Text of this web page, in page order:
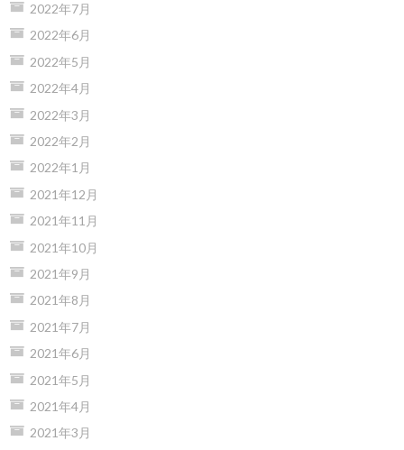
2022年7月
2022年6月
2022年5月
2022年4月
2022年3月
2022年2月
2022年1月
2021年12月
2021年11月
2021年10月
2021年9月
2021年8月
2021年7月
2021年6月
2021年5月
2021年4月
2021年3月